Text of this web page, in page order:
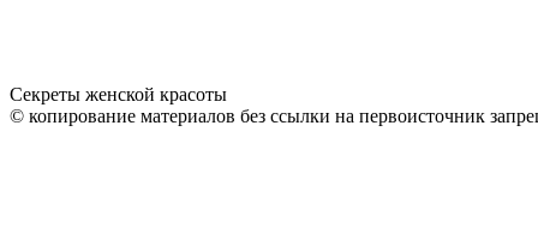
Секреты женской красоты
© копирование материалов без ссылки на первоисточник